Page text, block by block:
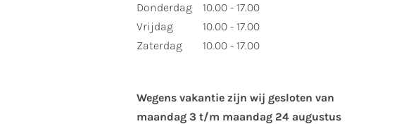
Donderdag
Vrijdag
Zaterdag
10.00 - 17.00
10.00 - 17.00
10.00 - 17.00
Wegens vakantie zijn wij gesloten van ​
maandag 3 t/m maandag 24 augustus